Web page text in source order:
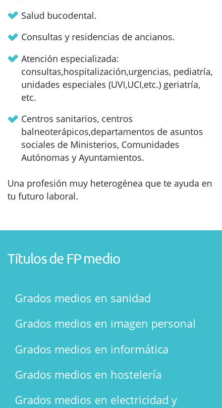
Salud bucodental.
Consultas y residencias de ancianos.
Atención especializada:
consultas,hospitalización,urgencias, pediatría,
unidades especiales (UVI,UCI,etc.) geriatría,
etc.
Centros sanitarios, centros
balneoterápicos,departamentos de asuntos
sociales de Ministerios, Comunidades
Autónomas y Ayuntamientos.
Una profesión muy heterogénea que te ayuda en
tu futuro laboral.
Títulos de FP medio
Grados medios en sanidad
Grados medios en imagen personal
Grados medios en informática
Grados medios en hostelería
Grados medios en electricidad y